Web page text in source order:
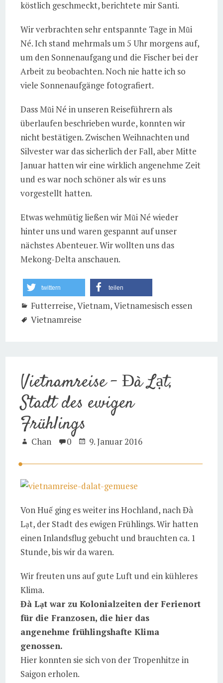
köstlich geschmeckt, berichtete mir Santi.
Wir verbrachten sehr entspannte Tage in Mũi
Né. Ich stand mehrmals um 5 Uhr morgens auf,
um den Sonnenaufgang und die Fischer bei der
Arbeit zu beobachten. Noch nie hatte ich so
viele Sonnenaufgänge fotografiert.
Dass Mũi Né in unseren Reiseführern als
überlaufen beschrieben wurde, konnten wir
nicht bestätigen. Zwischen Weihnachten und
Silvester war das sicherlich der Fall, aber Mitte
Januar hatten wir eine wirklich angenehme Zeit
und es war noch schöner als wir es uns
vorgestellt hatten.
Etwas wehmütig ließen wir Mũi Né wieder
hinter uns und waren gespannt auf unser
nächstes Abenteuer. Wir wollten uns das
Mekong-Delta anschauen.
twittern teilen
Futterreise,Vietnam,Vietnamesisch essen
Vietnamreise
Vietnamreise – Đà Lạt,
Stadt des ewigen
Frühlings
Chan 0 9. Januar 2016
Von Huế ging es weiter ins Hochland, nach Đà
Lạt, der Stadt des ewigen Frühlings. Wir hatten
einen Inlandsflug gebucht und brauchten ca. 1
Stunde, bis wir da waren.
Wir freuten uns auf gute Luft und ein kühleres
Klima.
Đà Lạt war zu Kolonialzeiten der Ferienort
für die Franzosen, die hier das
angenehme frühlingshafte Klima
genossen.
Hier konnten sie sich von der Tropenhitze in
Saigon erholen.